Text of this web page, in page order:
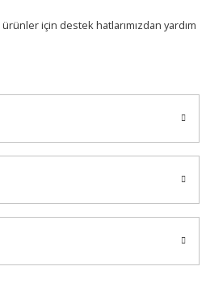
ürünler için destek hatlarımızdan yardım